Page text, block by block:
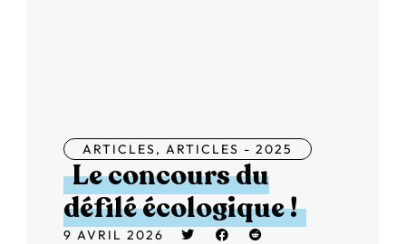
ARTICLES, ARTICLES - 2025
Le concours du
défilé écologique !
9 AVRIL 2026